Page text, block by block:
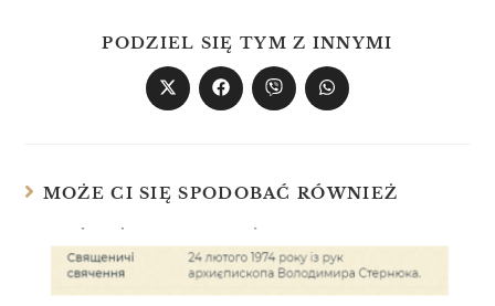
PODZIEL SIĘ TYM Z INNYMI
MOŻE CI SIĘ SPODOBAĆ RÓWNIEŻ